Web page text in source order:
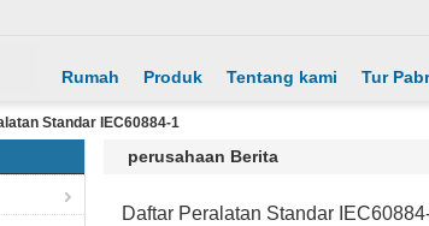
Rumah Produk Tentang kami Tur
Standar IEC60884-1
perusahaan Berita
Daftar Peralatan Standar